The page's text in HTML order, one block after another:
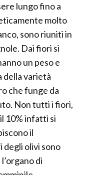
lungo fino a
molto
sono riuniti in
Dai fiori si
un peso e
della varietà
che funge da
Non tutti i fiori,
10% infatti si
il
degli olivi sono
di